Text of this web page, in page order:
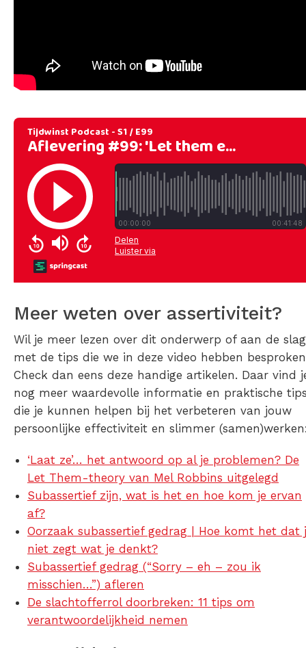
Meer weten over assertiviteit?
Wil je meer lezen over dit onderwerp of aan de slag
met de tips die we in deze video hebben
Check dan eens deze handige artikelen. Daar vind
nog meer waardevolle informatie en praktische
die je kunnen helpen bij het verbeteren van jouw
persoonlijke effectiviteit en slimmer
‘Laat ze’… het antwoord op al je problemen? De
Let Them-theory van Mel Robbins uitgelegd
Subassertief zijn, wat is het en hoe kom je ervan
af?
Oorzaak subassertief gedrag | Hoe komt het dat
niet zegt wat je denkt?
Subassertief gedrag (“Sorry – eh – zou ik
misschien…”) afleren
De slachtofferrol doorbreken: 11 tips om
verantwoordelijkheid nemen